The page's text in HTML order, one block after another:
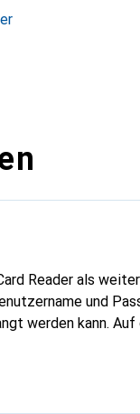
Reader als
und
werden kann.